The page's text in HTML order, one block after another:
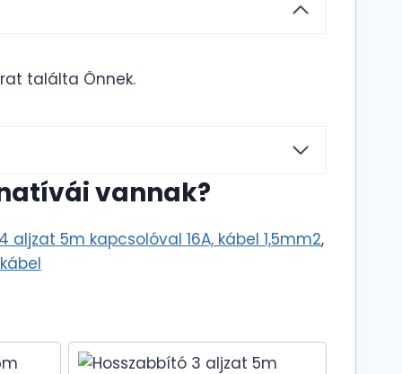
találta Önnek.
vannak?
aljzat 5m kapcsolóval 16A, kábel 1,5mm2,